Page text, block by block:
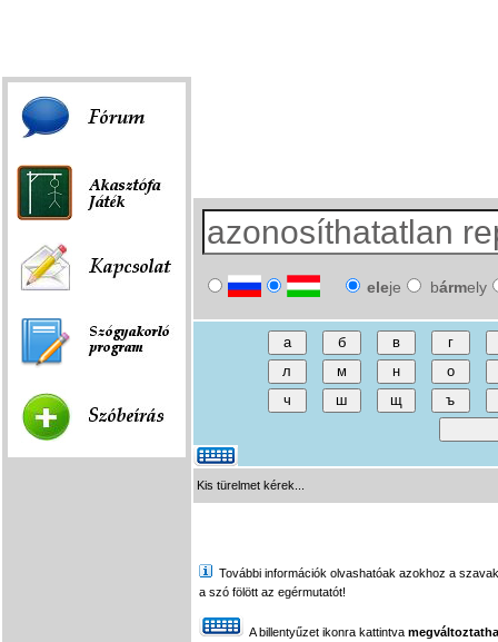
eleje bármely
Kis türelmet kérek...
További információk olvashatóak azokhoz a
a szó fölött az egérmutatót!
A billentyűzet ikonra kattintva